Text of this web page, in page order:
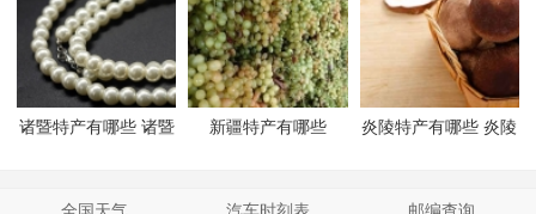
诸暨特产有哪些 诸暨
新疆特产有哪些
炎陵特产有哪些 炎陵
全国天气 汽车时刻表
邮编查询